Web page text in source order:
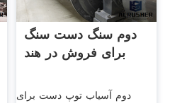
دوم سنگ دست سنگ
برای فروش در هند
دوم آسیاب توپ دست برای